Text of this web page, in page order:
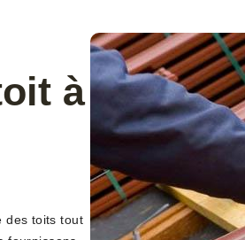
à
des toits tout